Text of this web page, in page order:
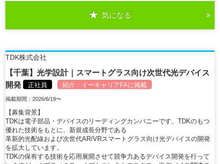
気になる
TDK株式会社
【千葉】光学設計｜スマートグラス向け次世代光デバイス
開発
正社員 紹介： イーキャリアFAに掲載
掲載期間：2026/6/19〜
【募集背景】
TDKは電子部品・デバイスのリーディングカンパニーです。TDKのもつ
優れた技術をもとに、新規成長分野である
革新的光配線および次世代AR/VRスマートグラス向け光デバイスの開発
を拡大しています。
TDKの保有する技術を応用展開させて競争力あるデバイス開発を行って